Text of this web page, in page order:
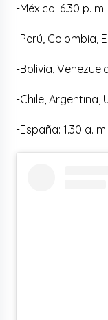
-México: 6.30 p. m.
-Perú, Colombia,
-Bolivia,
-Chile, Argentina,
-España: 1.30 a.